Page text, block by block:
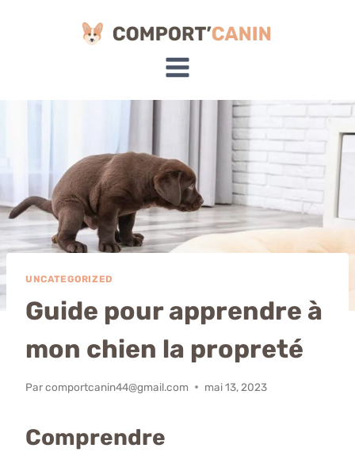
UNCATEGORIZED
Guide pour apprendre à
mon chien la propreté
Parcomportcanin44@gmail.com mai 13, 2023
Comprendre